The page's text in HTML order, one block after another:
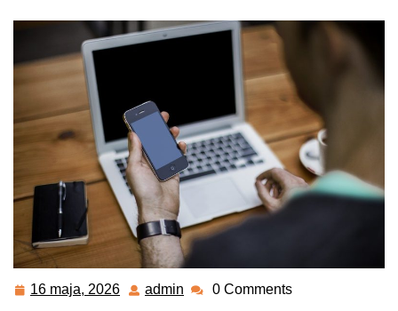
16 maja, 2026 16 admin admin0 Comments